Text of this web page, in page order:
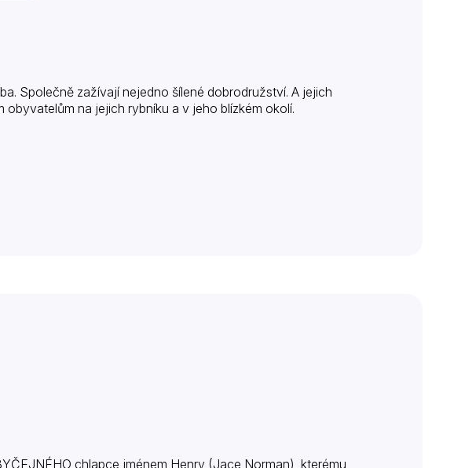
Společně zažívají nejedno šílené dobrodružství. A jejich
na jejich rybníku a v jeho blízkém okolí.
chlapce jménem Henry (Jace Norman), kterému